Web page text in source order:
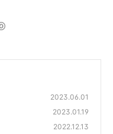
2023.06.01
2023.01.19
2022.12.13